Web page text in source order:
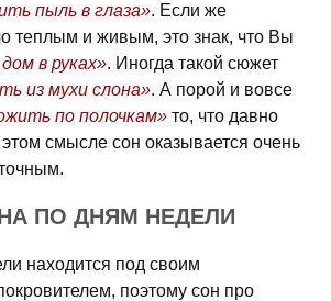
пыль в глаза». Если же
теплым и живым, это знак, что Вы
в руках». Иногда такой сюжет
из мухи слона». А порой и вовсе
по полочкам» то, что давно
смысле сон оказывается очень
ПО ДНЯМ НЕДЕЛИ
находится под своим
поэтому сон про